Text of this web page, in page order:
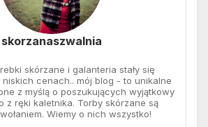
skorzanaszwalnia
skórzane i galanteria stały się
niskich cenach.. mój blog - to unikalne
z myślą o poszukujących wyjątkowy
z ręki kaletnika. Torby skórzane są
Wiemy o nich wszystko!